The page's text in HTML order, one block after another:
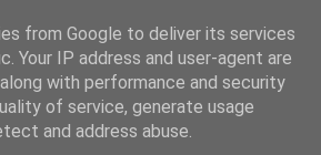
from Google to deliver its services
Your IP address and user-agent are
with performance and security
of service, generate usage
and address abuse.